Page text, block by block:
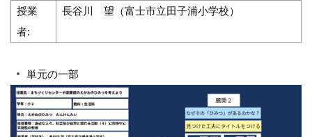
授業
者:
長谷川 望（富士市立田子浦小学校）
単元の一部